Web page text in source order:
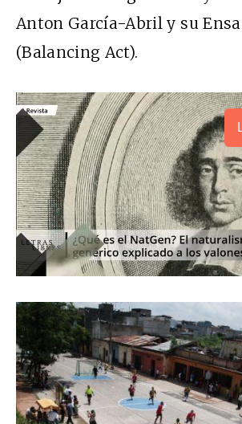
Anton García-Abril y su
(Balancing Act).